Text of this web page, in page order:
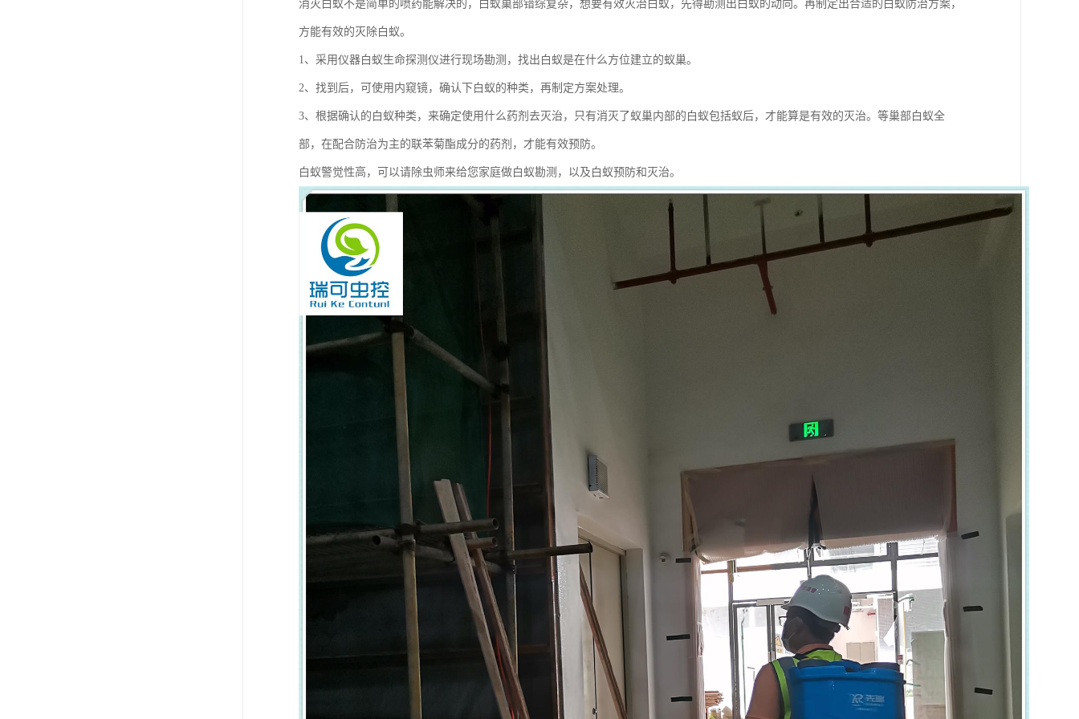
消灭白蚁不是简单的喷药能解决的，白蚁巢部错综复杂，想要有效灭治白蚁，先得勘测出白蚁的动向。再制定出合适的白蚁防治方案，
方能有效的灭除白蚁。
1、采用仪器白蚁生命探测仪进行现场勘测，找出白蚁是在什么方位建立的蚁巢。
2、找到后，可使用内窥镜，确认下白蚁的种类，再制定方案处理。
3、根据确认的白蚁种类，来确定使用什么药剂去灭治，只有消灭了蚁巢内部的白蚁包括蚁后，才能算是有效的灭治。等巢部白蚁全
部，在配合防治为主的联苯菊酯成分的药剂，才能有效预防。
白蚁警觉性高，可以请除虫师来给您家庭做白蚁勘测，以及白蚁预防和灭治。